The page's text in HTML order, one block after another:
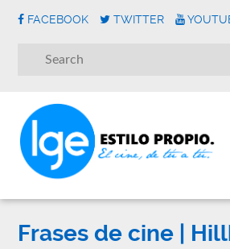
FACEBOOK TWITTER
Frases de cine |